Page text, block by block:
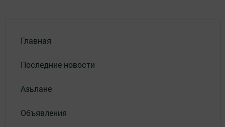
Главная
Последние новости
Азьлане
Объявления